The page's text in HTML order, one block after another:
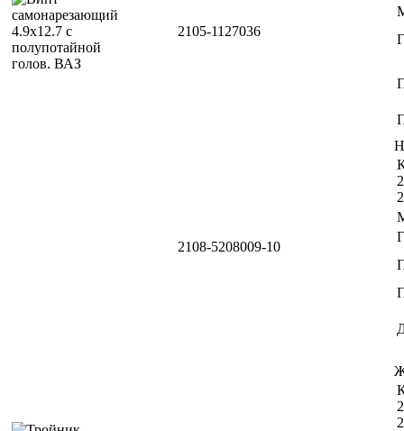
2105-1127036
2108-5208009-10